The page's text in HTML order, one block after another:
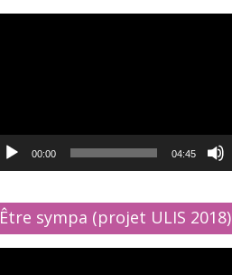
00:00 04:45
Être sympa (projet ULIS 2018)